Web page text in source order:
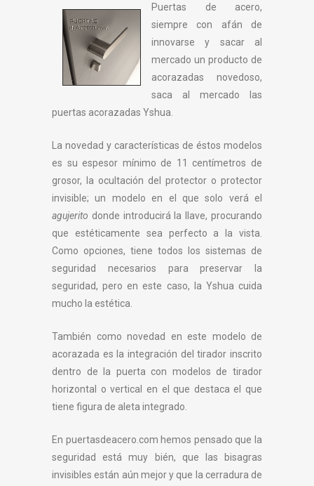
Puertas de acero,
siempre con afán de
innovarse y sacar al
mercado un producto de
acorazadas novedoso,
saca al mercado las
puertas acorazadas Yshua.
La novedad y características de éstos modelos
es su espesor mínimo de 11 centímetros de
grosor, la ocultación del protector o protector
invisible; un modelo en el que solo verá el
agujerito donde introducirá la llave, procurando
que estéticamente sea perfecto a la vista.
Como opciones, tiene todos los sistemas de
seguridad necesarios para preservar la
seguridad, pero en este caso, la Yshua cuida
mucho la estética.
También como novedad en este modelo de
acorazada es la integración del tirador inscrito
dentro de la puerta con modelos de tirador
horizontal o vertical en el que destaca el que
tiene figura de aleta integrado.
En puertasdeacero.com hemos pensado que la
seguridad está muy bién, que las bisagras
invisibles están aún mejor y que la cerradura de